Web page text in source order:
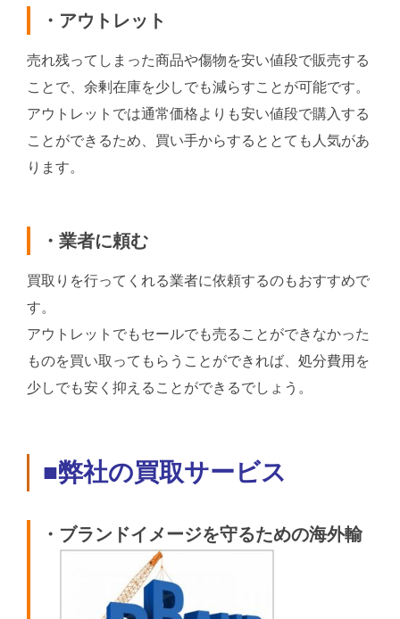
・アウトレット
売れ残ってしまった商品や傷物を安い値段で販売する
ことで、余剰在庫を少しでも減らすことが可能です。
アウトレットでは通常価格よりも安い値段で購入する
ことができるため、買い手からするととても人気があ
ります。
・業者に頼む
買取りを行ってくれる業者に依頼するのもおすすめで
す。
アウトレットでもセールでも売ることができなかった
ものを買い取ってもらうことができれば、処分費用を
少しでも安く抑えることができるでしょう。
■弊社の買取サービス
・ブランドイメージを守るための海外輸